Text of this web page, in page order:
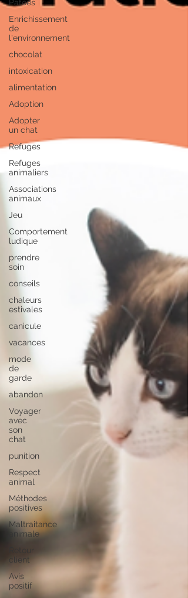
Pâtées
Enrichissement
de
l'environnement
chocolat
intoxication
alimentation
Adoption
Adopter
un chat
Refuges
Refuges
animaliers
Associations
animaux
Jeu
Comportement
ludique
prendre
soin
conseils
chaleurs
estivales
canicule
vacances
mode
de
garde
abandon
Voyager
avec
son
chat
punition
Respect
animal
Méthodes
positives
Maltraitance
animale
client
Avis
positif